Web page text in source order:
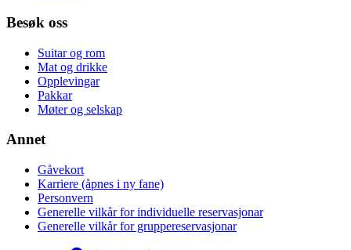
Besøk oss
Suitar og rom
Mat og drikke
Opplevingar
Pakkar
Møter og selskap
Annet
Gåvekort
Karriere (åpnes i ny fane)
Personvern
Generelle vilkår for individuelle reservasjonar
Generelle vilkår for gruppereservasjonar